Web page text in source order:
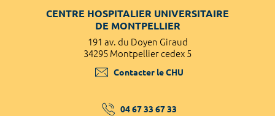
CENTRE HOSPITALIER UNIVERSITAIRE
DE MONTPELLIER
191 av. du Doyen Giraud
34295 Montpellier cedex 5
Contacter le CHU
04 67 33 67 33